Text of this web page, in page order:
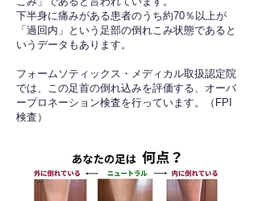
下半身に痛みがある患者のうち約70％以上が
「過回内」という足部の倒れこみ状態であると
いうデータもあります。
フォームソティックス・メディカル取扱認定院
では、この足首の倒れ込みを評価する、オーバ
ープロネーション検査を行っています。（FPI
検査）​